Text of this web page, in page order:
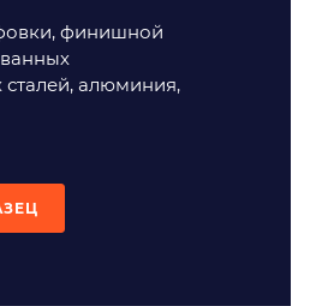
финишной
алюминия,